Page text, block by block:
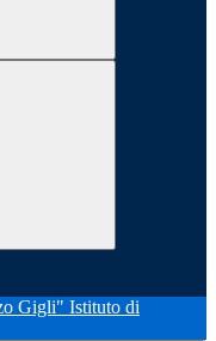
Istituto di